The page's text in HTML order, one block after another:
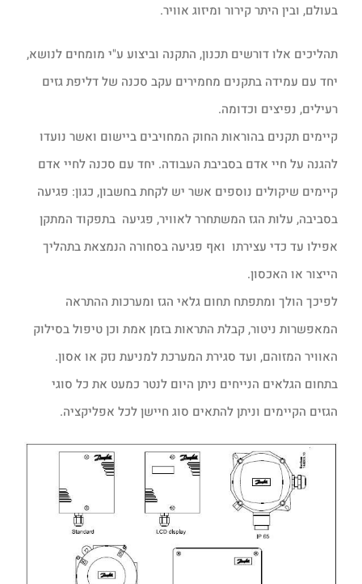
בעולם, ובין היתר קירור ומיזוג אוויר.
תהליכים אלו דורשים תכנון, התקנה וביצוע ע"י מומחים לנושא,
יחד עם עמידה בתקנים מחמירים עקב סכנה של דליפת גזים
רעילים, נפיצים וכדומה.
קיימים תקנים בהוראות החוק המחויבים ביישום ואשר נועדו
להגנה על חיי אדם בסביבת העבודה. יחד עם סכנה לחיי אדם
קיימים שיקולים נוספים אשר יש לקחת בחשבון, כגון: פגיעה
בסביבה, עלות הגז המשתחרר לאוויר, פגיעה בתפקוד המתקן
אפילו עד כדי עצירתו ואף פגיעה בסחורה הנמצאת בתהליך
הייצור או האכסון.
לפיכך הולך ומתפתח תחום גלאי הגז ומערכות ההתראה
המאפשרות ניטור, קבלת התראות בזמן אמת וכן טיפול בסילוק
האוויר המזוהם, ועד סגירת המערכת למניעת נזק או אסון.
בתחום הגלאים הנייחים ניתן היום לנטר כמעט את כל סוגי
הגזים הקיימים וניתן להתאים סוג חיישן לכל אפליקציה.